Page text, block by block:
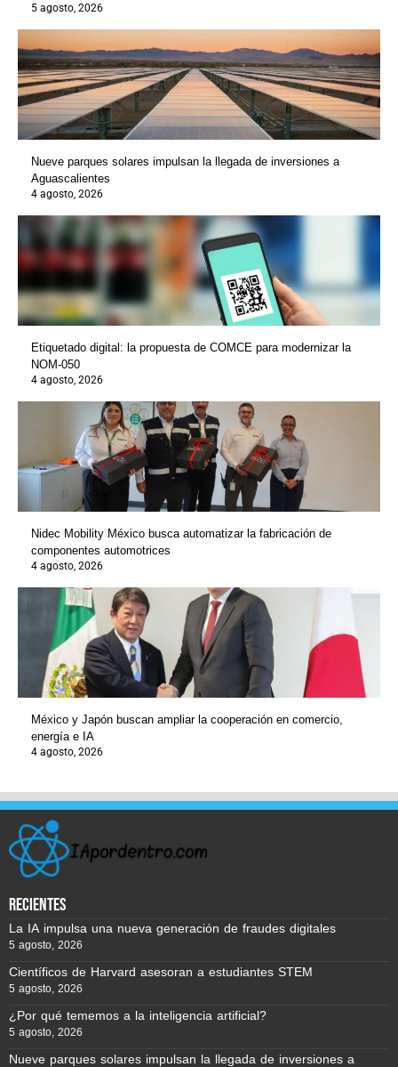
5 agosto, 2026
Nueve parques solares impulsan la llegada de inversiones a
Aguascalientes
4 agosto, 2026
Etiquetado digital: la propuesta de COMCE para modernizar la
NOM-050
4 agosto, 2026
Nidec Mobility México busca automatizar la fabricación de
componentes automotrices
4 agosto, 2026
México y Japón buscan ampliar la cooperación en comercio,
energía e IA
4 agosto, 2026
recientes
La IA impulsa una nueva generación de fraudes digitales
5 agosto, 2026
Científicos de Harvard asesoran a estudiantes STEM
5 agosto, 2026
¿Por qué tememos a la inteligencia artificial?
5 agosto, 2026
Nueve parques solares impulsan la llegada de inversiones a